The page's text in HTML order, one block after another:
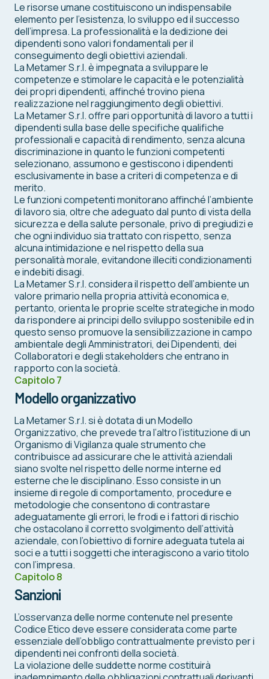
Le risorse umane costituiscono un indispensabile
elemento per l’esistenza, lo sviluppo ed il successo
dell’impresa. La professionalità e la dedizione dei
dipendenti sono valori fondamentali per il
conseguimento degli obiettivi aziendali.
La Metamer S.r.l. è impegnata a sviluppare le
competenze e stimolare le capacità e le potenzialità
dei propri dipendenti, affinché trovino piena
realizzazione nel raggiungimento degli obiettivi.
La Metamer S.r.l. offre pari opportunità di lavoro a tutti i
dipendenti sulla base delle specifiche qualifiche
professionali e capacità di rendimento, senza alcuna
discriminazione in quanto le funzioni competenti
selezionano, assumono e gestiscono i dipendenti
esclusivamente in base a criteri di competenza e di
merito.
Le funzioni competenti monitorano affinché l’ambiente
di lavoro sia, oltre che adeguato dal punto di vista della
sicurezza e della salute personale, privo di pregiudizi e
che ogni individuo sia trattato con rispetto, senza
alcuna intimidazione e nel rispetto della sua
personalità morale, evitandone illeciti condizionamenti
e indebiti disagi.
La Metamer S.r.l. considera il rispetto dell’ambiente un
valore primario nella propria attività economica e,
pertanto, orienta le proprie scelte strategiche in modo
da rispondere ai principi dello sviluppo sostenibile ed in
questo senso promuove la sensibilizzazione in campo
ambientale degli Amministratori, dei Dipendenti, dei
Collaboratori e degli stakeholders che entrano in
rapporto con la società.
Capitolo 7
Modello organizzativo
La Metamer S.r.l. si è dotata di un Modello
Organizzativo, che prevede tra l’altro l’istituzione di un
Organismo di Vigilanza quale strumento che
contribuisce ad assicurare che le attività aziendali
siano svolte nel rispetto delle norme interne ed
esterne che le disciplinano. Esso consiste in un
insieme di regole di comportamento, procedure e
metodologie che consentono di contrastare
adeguatamente gli errori, le frodi e i fattori di rischio
che ostacolano il corretto svolgimento dell’attività
aziendale, con l’obiettivo di fornire adeguata tutela ai
soci e a tutti i soggetti che interagiscono a vario titolo
con l’impresa.
Capitolo 8
Sanzioni
L’osservanza delle norme contenute nel presente
Codice Etico deve essere considerata come parte
essenziale dell’obbligo contrattualmente previsto per i
dipendenti nei confronti della società.
La violazione delle suddette norme costituirà